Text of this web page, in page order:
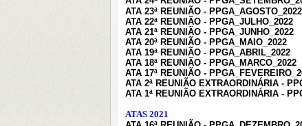
ATA 23ª REUNIÃO - PPGA_AGOSTO_2022
ATA 22ª REUNIÃO - PPGA_JULHO_2022
ATA 21ª REUNIÃO - PPGA_JUNHO_2022
ATA 20ª REUNIÃO - PPGA_MAIO_2022
ATA 19ª REUNIÃO - PPGA_ABRIL_2022
ATA 18ª REUNIÃO - PPGA_MARCO_2022
ATA 17ª REUNIÃO -
ATA 2ª REUNIÃO EXTRAORDINÁRIA -
ATA 1ª REUNIÃO EXTRAORDINÁRIA -
ATAS 2021